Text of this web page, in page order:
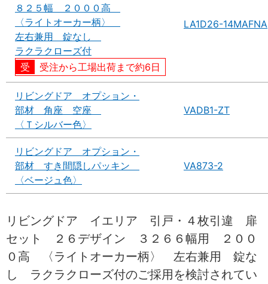
８２５幅 ２０００高
〈ライトオーカー柄〉
左右兼用 錠なし
ラクラクローズ付
受注から工場出荷まで約6日
LA1D26-14MAFNA
リビングドア オプション・
部材 角座 空座
〈Ｔシルバー色〉
VADB1-ZT
リビングドア オプション・
部材 すき間隠しパッキン
〈ベージュ色〉
VA873-2
リビングドア イエリア 引戸・４枚引違 扉
セット ２６デザイン ３２６６幅用 ２００
０高 〈ライトオーカー柄〉 左右兼用 錠な
し ラクラクローズ付のご採用を検討されてい